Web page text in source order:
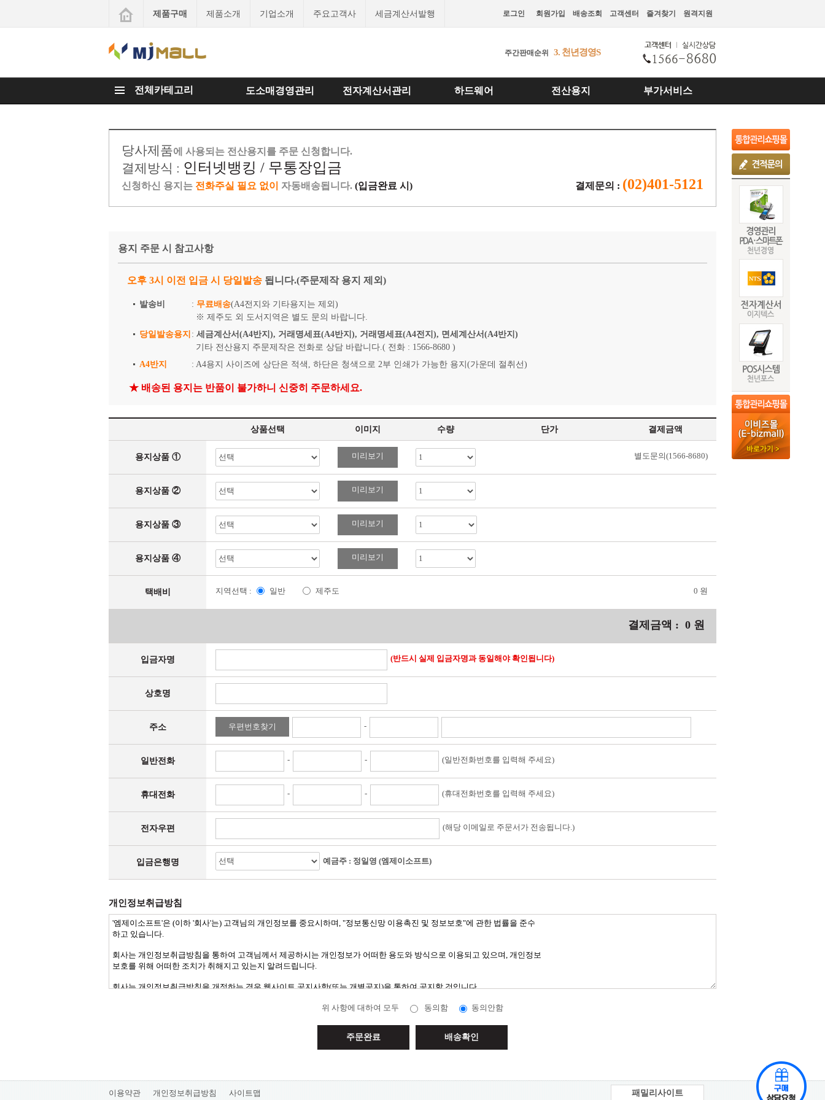
주간판매순위
3. 천년경영S
2. 천년경영
제품구매 제품소개 기업소개 주요고객사 세금계산서발행 로그인 회원가입 배송조회 고객센터 즐겨찾기 원격지원
전체카테고리 도소매경영관리 전자계산서관리 하드웨어 전산용지 부가서비스
당사제품에 사용되는 전산용지를 주문 신청합니다.
결제방식 : 인터넷뱅킹 / 무통장입금
신청하신 용지는 전화주실 필요 없이 자동배송됩니다. (입금완료 시) 결제문의 : (02)401-5121
용지 주문 시 참고사항
오후 3시 이전 입금 시 당일발송 됩니다.(주문제작 용지 제외)
발송비 : 무료배송(A4전지와 기타용지는 제외)
※ 제주도 외 도서지역은 별도 문의 바랍니다.
당일발송용지 : 세금계산서(A4반지), 거래명세표(A4반지), 거래명세표(A4전지), 면세계산서(A4반지)
기타 전산용지 주문제작은 전화로 상담 바랍니다.( 전화 : 1566-8680 )
A4반지
: A4용지 사이즈에 상단은 적색, 하단은 청색으로 2부 인쇄가 가능한 용지(가운데 절취선)
★ 배송된 용지는 반품이 불가하니 신중히 주문하세요.
상품선택 이미지 수량 단가 결제금액
용지상품 ① 미리보기 별도문의(1566-8680)
용지상품 ② 미리보기
용지상품 ③ 미리보기
용지상품 ④ 미리보기
택배비 지역선택 : 일반 제주도 0 원
결제금액 : 0 원
입금자명 (반드시 실제 입금자명과 동일해야 확인됩니다)
상호명
주소 우편번호찾기 -
일반전화 - - (일반전화번호를 입력해 주세요)
휴대전화 - - (휴대전화번호를 입력해 주세요)
전자우편 (해당 이메일로 주문서가 전송됩니다.)
입금은행명 예금주 : 정일영 (엠제이소프트)
개인정보취급방침
위 사항에 대하여 모두 동의함 동의안함
주문완료 배송확인
이용약관 개인정보취급방침 사이트맵 패밀리사이트